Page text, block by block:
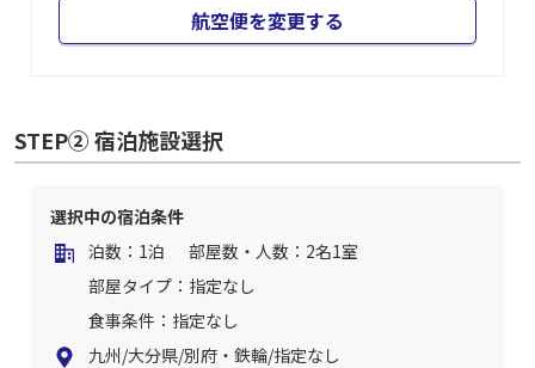
航空便を変更する
STEP② 宿泊施設選択
選択中の宿泊条件
泊数：1泊
部屋数・人数：2名1室
部屋タイプ：指定なし
食事条件：指定なし
九州/大分県/別府・鉄輪/指定なし